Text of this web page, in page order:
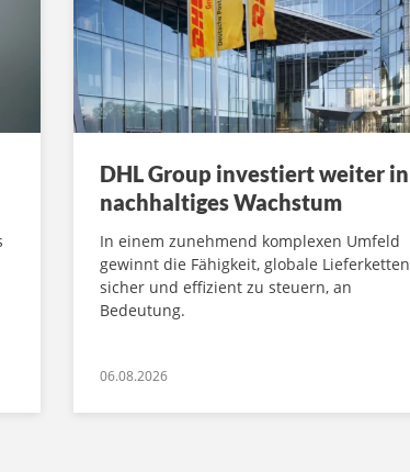
DHL Group investiert weiter in
nachhaltiges Wachstum
In einem zunehmend komplexen Umfeld
gewinnt die Fähigkeit, globale Lieferketten
sicher und effizient zu steuern, an
Bedeutung.
06.08.2026